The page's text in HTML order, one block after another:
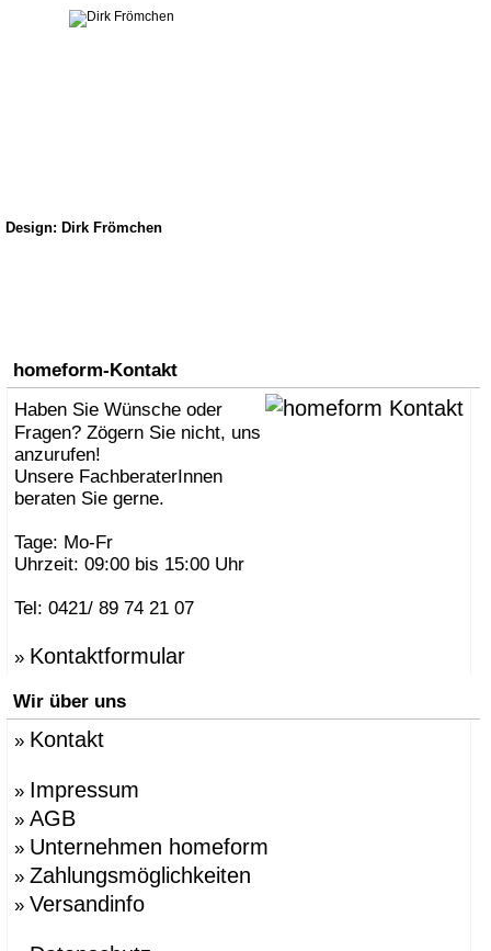
Design: Dirk Frömchen
homeform-Kontakt
Haben Sie Wünsche oder
Fragen? Zögern Sie nicht, uns
anzurufen!
Unsere FachberaterInnen
beraten Sie gerne.
Tage: Mo-Fr
Uhrzeit: 09:00 bis 15:00 Uhr
Tel: 0421/ 89 74 21 07
» Kontaktformular
Wir über uns
» Kontakt
» Impressum
» AGB
» Unternehmen homeform
» Zahlungsmöglichkeiten
» Versandinfo